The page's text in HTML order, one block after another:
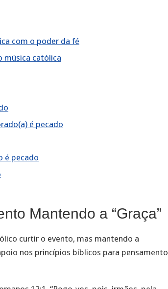
com o poder da fé
música católica
é pecado
é pecado
Mantendo a “Graça”
curtir o evento, mas mantendo a
nos princípios bíblicos para pensamento